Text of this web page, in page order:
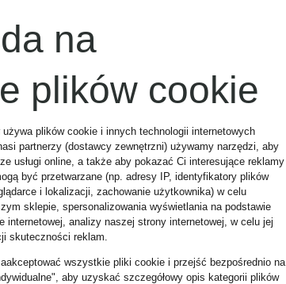
zł
na
plików cookie
plików cookie i innych technologii internetowych
partnerzy (dostawcy zewnętrzni) używamy narzędzi, aby
usługi online, a także aby pokazać Ci interesujące reklamy
być przetwarzane (np. adresy IP, identyfikatory plików
i lokalizacji, zachowanie użytkownika) w celu
sklepie, spersonalizowania wyświetlania na podstawie
internetowej, analizy naszej strony internetowej, w celu jej
skuteczności reklam.
wszystkie pliki cookie i przejść bezpośrednio na
aby uzyskać szczegółowy opis kategorii plików